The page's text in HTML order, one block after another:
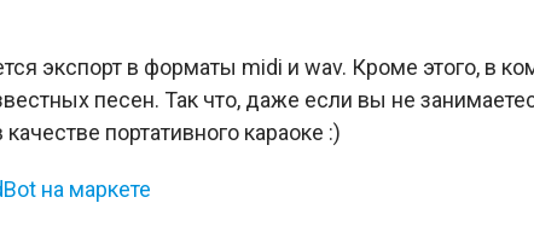
экспорт в форматы midi и wav. Кроме этого, в
песен. Так что, даже если вы не
портативного караоке :)
на маркете